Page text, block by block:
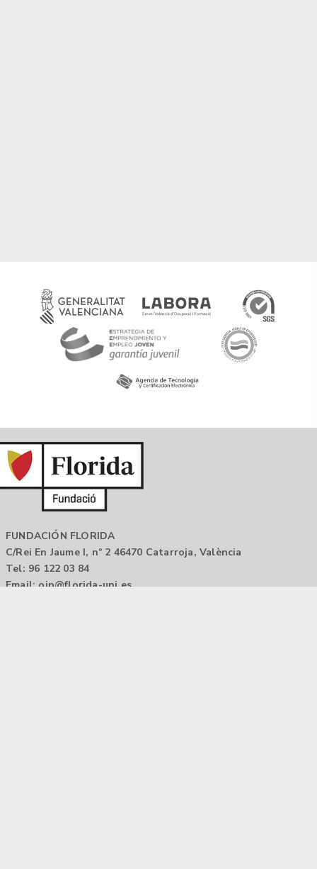
FUNDACIÓN FLORIDA
C/Rei En Jaume I, nº 2 46470 Catarroja, València
Tel: 96 122 03 84
Email: oip@florida-uni.es